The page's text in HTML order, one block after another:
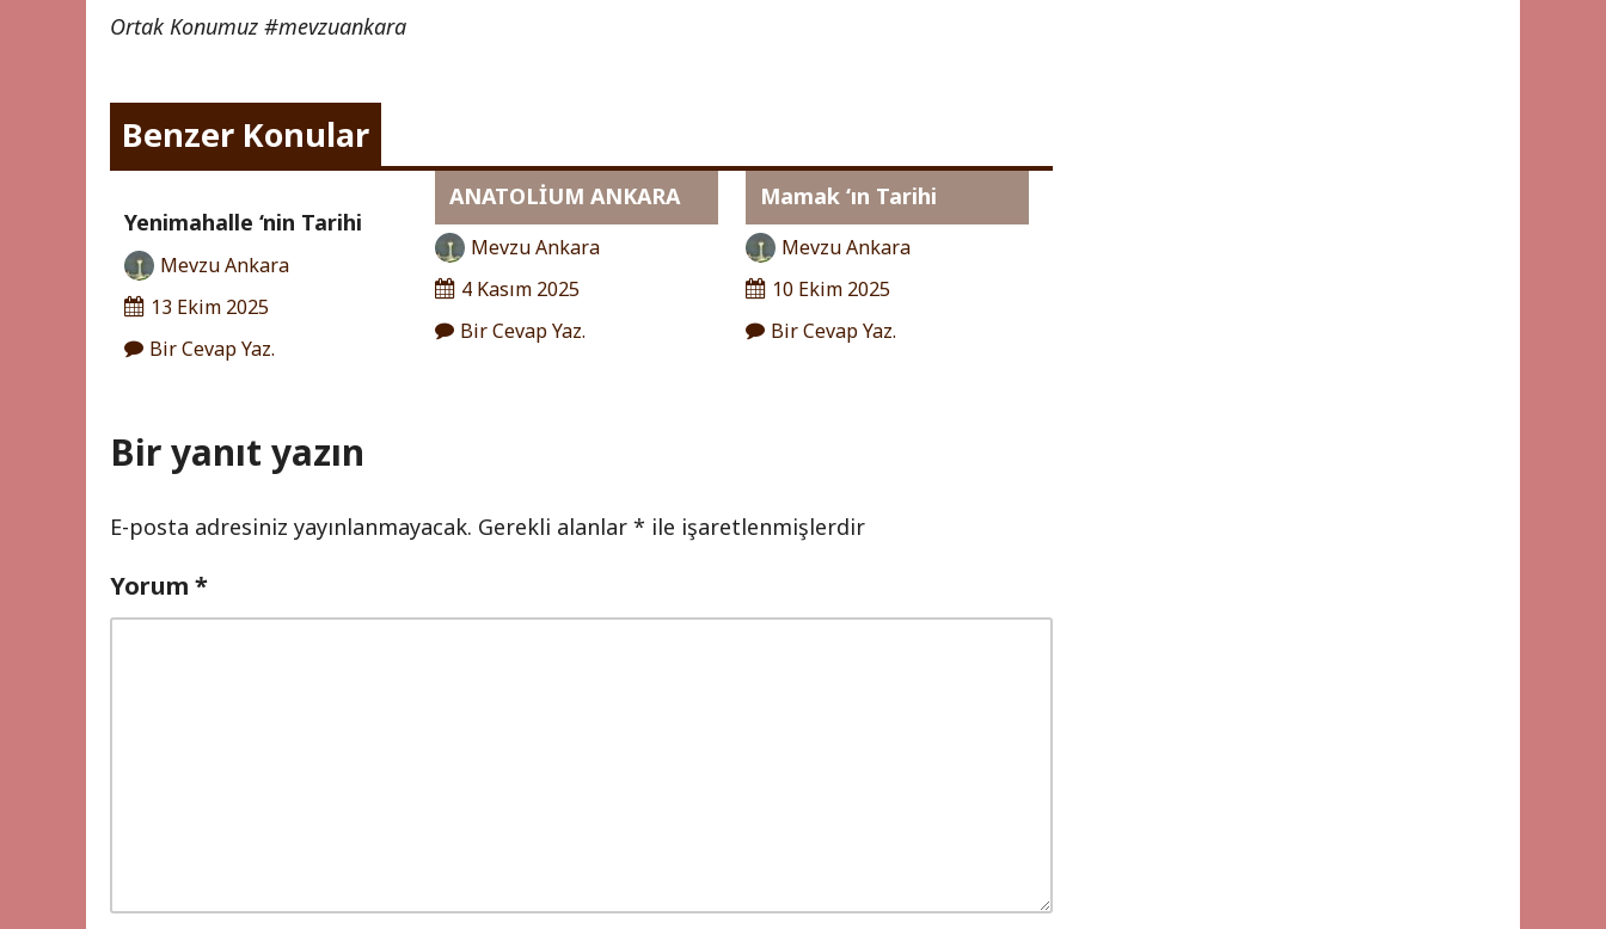
Ortak Konumuz #mevzuankara
Benzer Konular
Yenimahalle ‘nin Tarihi
Mevzu Ankara
13 Ekim 2025
Bir Cevap Yaz.
ANATOLİUM ANKARA
Mevzu Ankara
4 Kasım 2025
Bir Cevap Yaz.
Mamak ‘ın Tarihi
Mevzu Ankara
10 Ekim 2025
Bir Cevap Yaz.
Bir yanıt yazın
E-posta adresiniz yayınlanmayacak. Gerekli alanlar * ile işaretlenmişlerdir
Yorum *